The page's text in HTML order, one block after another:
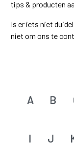
tips & producten
Is er iets niet
niet om ons te
A B
I J